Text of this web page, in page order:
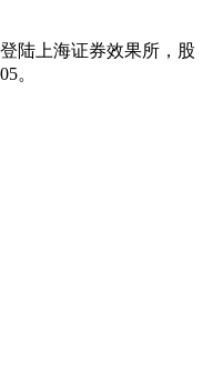
陆上海证券效果所，股
。